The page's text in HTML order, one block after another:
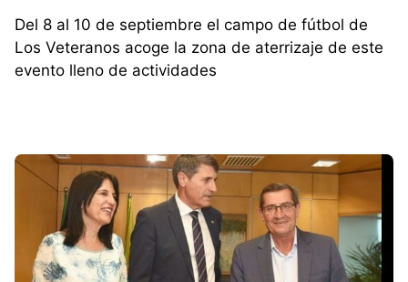
Del 8 al 10 de septiembre el campo de fútbol de
Los Veteranos acoge la zona de aterrizaje de este
evento lleno de actividades